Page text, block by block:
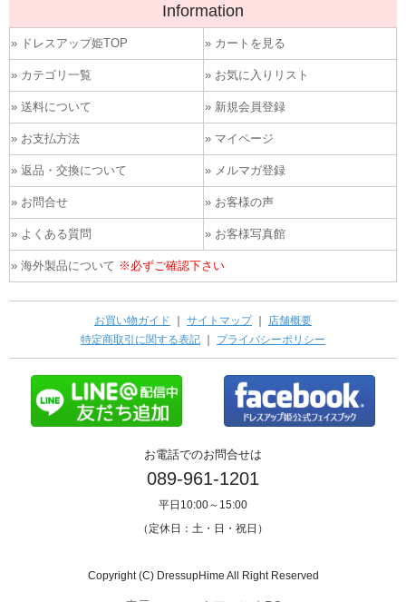
Information
» ドレスアップ姫TOP » カートを見る
» カテゴリ一覧 » お気に入りリスト
» 送料について » 新規会員登録
» お支払方法 » マイページ
» 返品・交換について » メルマガ登録
» お問合せ » お客様の声
» よくある質問 » お客様写真館
» 海外製品について ※必ずご確認下さい
お買い物ガイド ｜ サイトマップ｜
店舗概要
特定商取引に関する表記 ｜ プライバシーポリシー
お電話でのお問合せは
089-961-1201
平日10:00～15:00
（定休日：土・日・祝日）
Copyright (C) DressupHime All Right Reserved